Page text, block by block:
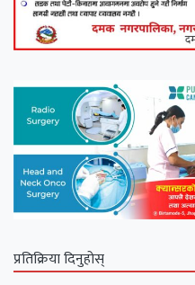
प्रतिक्रिया दिनुहोस्